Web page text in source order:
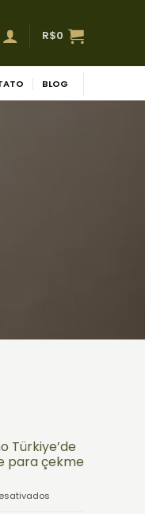
R$0
BLOG
Türkiye’de
para çekme
em